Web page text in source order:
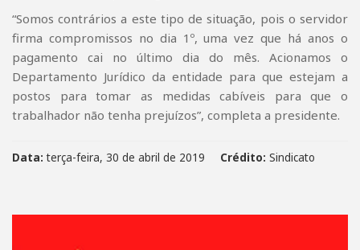
“Somos contrários a este tipo de situação, pois o servidor
firma compromissos no dia 1º, uma vez que há anos o
pagamento cai no último dia do mês. Acionamos o
Departamento Jurídico da entidade para que estejam a
postos para tomar as medidas cabíveis para que o
trabalhador não tenha prejuízos”, completa a presidente.
Data:terça-feira, 30 de abril de 2019 Crédito: Sindicato